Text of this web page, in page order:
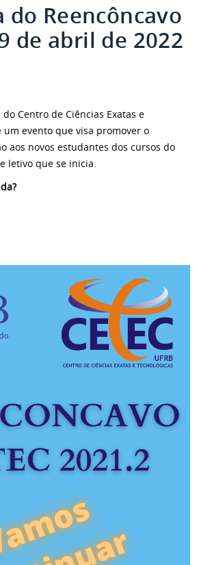
do Reencôncavo
de abril de 2022
Centro de Ciências Exatas e
um evento que visa promover o
aos novos estudantes dos cursos do
letivo que se inicia.